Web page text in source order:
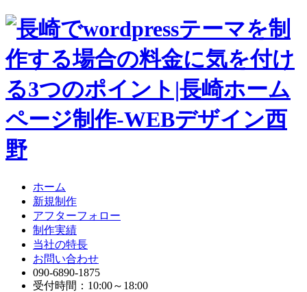
ホーム
新規制作
アフターフォロー
制作実績
当社の特長
お問い合わせ
090-6890-1875
受付時間：10:00～18:00